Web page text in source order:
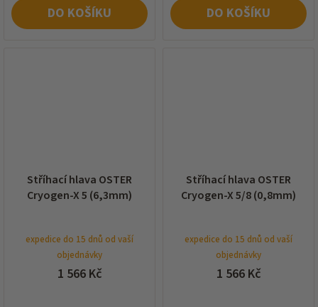
DO KOŠÍKU DO KOŠÍKU
Stříhací hlava OSTER
Cryogen-X 5 (6,3mm)
expedice do 15 dnů od vaší
objednávky
1 566 Kč
Stříhací hlava OSTER
Cryogen-X 5/8 (0,8mm)
expedice do 15 dnů od vaší
objednávky
1 566 Kč